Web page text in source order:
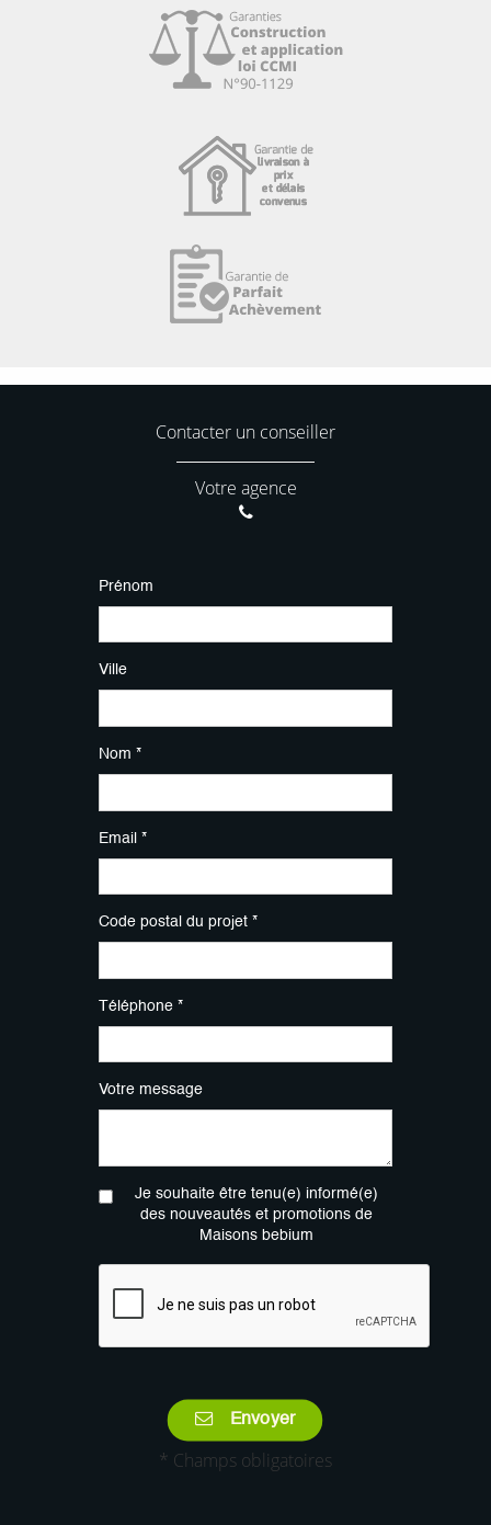
Contacter un conseiller
Votre agence
Prénom
Ville
Nom *
Email *
Code postal du projet *
Téléphone *
Votre message
Je souhaite être tenu(e) informé(e)
des nouveautés et promotions de
Maisons bebium
Envoyer
* Champs obligatoires